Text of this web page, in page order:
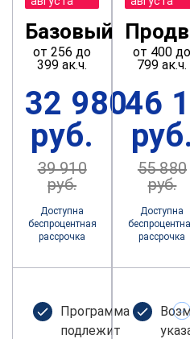
Базовый
от 256 до
399 ак.ч.
32 980
руб.
39 910
руб.
Доступна
беспроцентная
рассрочка
Программа не
подлежит
от 400 до
799 ак.ч.
46
руб.
55 880
руб.
Доступна
рассрочка